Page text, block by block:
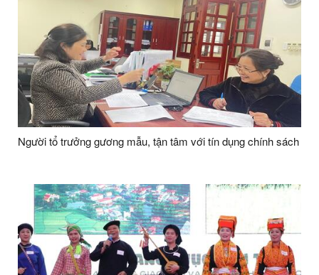
Người tổ trưởng gương mẫu, tận tâm với tín dụng chính sách